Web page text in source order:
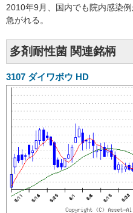
2010年9月、国内でも院内感染
急がれる。
多剤耐性菌 関連銘柄
3107 ダイワボウ HD